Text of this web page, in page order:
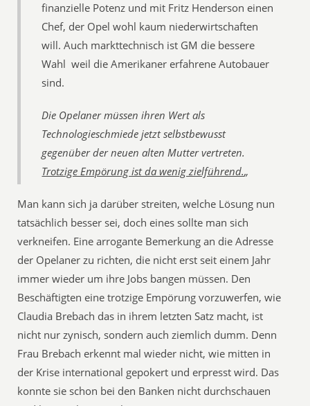
finanzielle Potenz und mit Fritz Henderson einen
Chef, der Opel wohl kaum niederwirtschaften
will. Auch markttechnisch ist GM die bessere
Wahl  weil die Amerikaner erfahrene Autobauer
sind.
Die Opelaner müssen ihren Wert als
Technologieschmiede jetzt selbstbewusst
gegenüber der neuen alten Mutter vertreten.
Trotzige Empörung ist da wenig zielführend.„
Man kann sich ja darüber streiten, welche Lösung nun
tatsächlich besser sei, doch eines sollte man sich
verkneifen. Eine arrogante Bemerkung an die Adresse
der Opelaner zu richten, die nicht erst seit einem Jahr
immer wieder um ihre Jobs bangen müssen. Den
Beschäftigten eine trotzige Empörung vorzuwerfen, wie
Claudia Brebach das in ihrem letzten Satz macht, ist
nicht nur zynisch, sondern auch ziemlich dumm. Denn
Frau Brebach erkennt mal wieder nicht, wie mitten in
der Krise international gepokert und erpresst wird. Das
konnte sie schon bei den Banken nicht durchschauen